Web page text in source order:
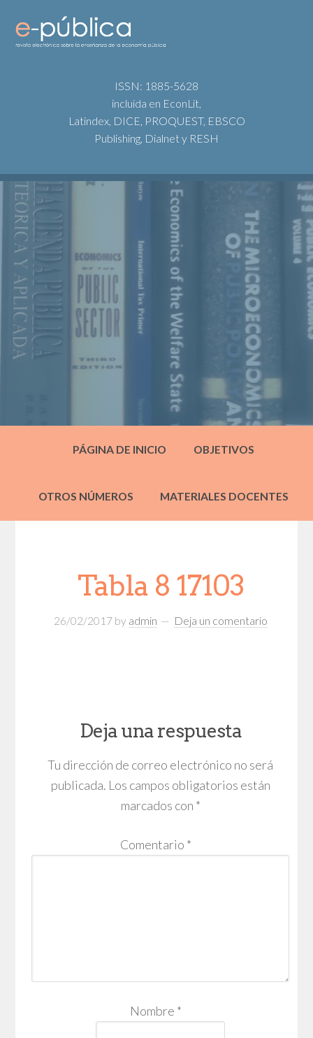
ISSN: 1885-5628
incluida en EconLit,
Latindex, DICE, PROQUEST, EBSCO
Publishing, Dialnet y RESH
PÁGINA DE INICIO OBJETIVOS
OTROS NÚMEROS MATERIALES DOCENTES
Tabla 8 17103
26/02/2017by admin Deja un comentario
Deja una respuesta
Tu dirección de correo electrónico no será
publicada. Los campos obligatorios están
marcados con *
Comentario *
Nombre *